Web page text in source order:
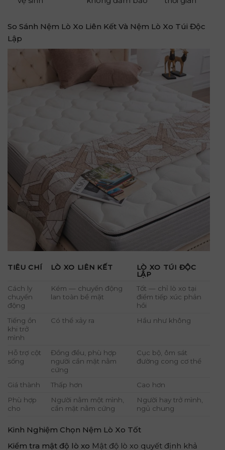
So Sánh Nệm Lò Xo Liên Kết Và Nệm Lò Xo Túi Độc
Lập
TIÊU CHÍ LÒ XO LIÊN KẾT
LÒ XO TÚI ĐỘC
LẬP
Cách ly
chuyển
động
Kém — chuyển động
lan toàn bề mặt
Tốt — chỉ lò xo tại
điểm tiếp xúc phản
hồi
Tiếng ồn
khi trở
mình
Có thể xảy ra Hầu như không
Hỗ trợ cột
sống
Đồng đều, phù hợp
người cần mặt nằm
cứng
Cục bộ, ôm sát
đường cong cơ thể
Giá thành Thấp hơn
Cao hơn
Phù hợp
cho
Người nằm một mình,
cần mặt nằm cứng
Người hay trở mình,
ngủ chung
Kinh Nghiệm Chọn Nệm Lò Xo Tốt
Kiểm tra mật độ lò xo Mật độ lò xo quyết định khả